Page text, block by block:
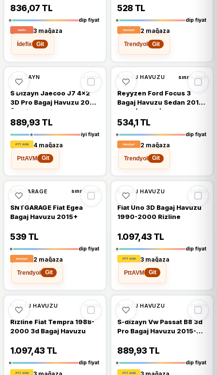
836,07 TL
dip fiyat
3 mağaza
İdefix
Git
Sonrası Uyumlu Siyah
528 TL
dip fiyat
2 mağaza
Trendyol
Git
%20 DÜŞTÜ
S-DIZAYN stokta
S Dizayn Jaecoo J7 4x2
3D Pro Bagaj Havuzu 2024
Üzeri A+ Kalite
889,93 TL
iyi fiyat
4 mağaza
PttAVM
Git
BAGAJ HAVUZU sınırlı stok
Reyyzen Ford Focus 3
Bagaj Havuzu Sedan 2011-
2014 (2616K)
534,1 TL
dip fiyat
2 mağaza
Trendyol
Git
%16
SNTGARAGE sınırlı stok
SNTGARAGE Fiat Egea
Bagaj Havuzu 2015+
539 TL
dip fiyat
2 mağaza
Trendyol
Git
%20 %20 DÜŞTÜ
BAGAJ HAVUZU stokta
Fiat Uno 3D Bagaj Havuzu
1990-2000 Rizline
1.097,43 TL
dip fiyat
3 mağaza
PttAVM
Git
%20 %20 DÜŞTÜ
BAGAJ HAVUZU stokta
Rizline Fiat Tempra 1988-
2000 3d Bagaj Havuzu
1.097,43 TL
dip fiyat
%20 %20 DÜŞTÜ
BAGAJ HAVUZU stokta
S-dizayn Vw Passat B8 3d
Pro Bagaj Havuzu 2015-
889,93 TL
dip fiyat